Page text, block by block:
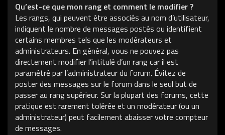
Qu’est-ce que mon rang et comment le modifier ?
Les rangs, qui peuvent être associés au nom d’utilisateur,
indiquent le nombre de messages postés ou identifient
certains membres tels que les modérateurs et
administrateurs. En général, vous ne pouvez pas
directement modifier l’intitulé d’un rang car il est
paramétré par l’administrateur du forum. Évitez de
poster des messages sur le forum dans le seul but de
passer au rang supérieur. Sur la plupart des forums, cette
pratique est rarement tolérée et un modérateur (ou un
administrateur) peut facilement abaisser votre compteur
de messages.